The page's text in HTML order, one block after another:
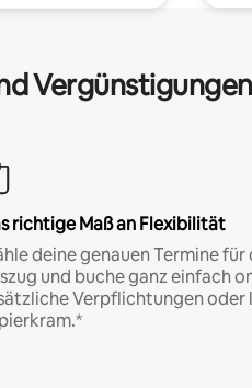
richtige Maß an Flexibilität
deine genauen Termine für
und buche ganz einfach
Verpflichtungen oder